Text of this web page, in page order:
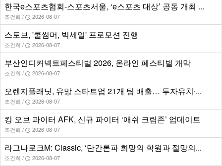
한국e스포츠협회-스포츠서울, ‘e스포츠 대상’ 공동 개최 ...
조건희 / 2026-08-07
스토브, '쿨썸머, 빅세일' 프로모션 진행
조건희 / 2026-08-07
부산인디커넥트페스티벌 2026, 온라인 페스티벌 개막
조건희 / 2026-08-07
오렌지플래닛, 유망 스타트업 21개 팀 배출… 투자유치∙...
조건희 / 2026-08-07
킹 오브 파이터 AFK, 신규 파이터 ‘애쉬 크림존’ 업데이트
조건희 / 2026-08-07
라그나로크M: Classic, ‘단간론파 희망의 학원과 절망의...
조건희 / 2026-08-07